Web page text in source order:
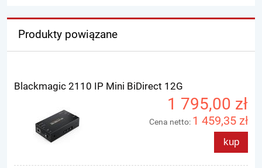
Produkty powiązane
Blackmagic 2110 IP Mini BiDirect 12G
1 795,00 zł
Cena netto: 1 459,35 zł
kup